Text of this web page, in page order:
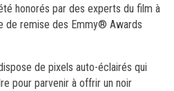
honorés par des experts du film à
de remise des Emmy® Awards
de pixels auto-éclairés qui
pour parvenir à offrir un noir